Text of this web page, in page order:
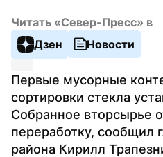
Читать «Север-Пресс» в
Дзен
Новости
Первые мусорные
сортировки стекла
Собранное вторсырье
переработку, сообщил
района Кирилл